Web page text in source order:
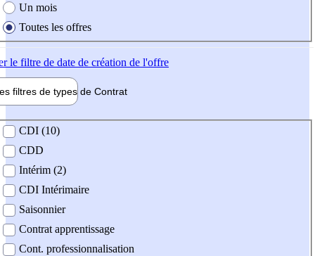
Un mois
Toutes les offres
le filtre de date de création de l'offre
filtres de types de Contrat
contrat
CDI (10)
CDD
Intérim (2)
CDI Intérimaire
Saisonnier
Contrat apprentissage
Cont. professionnalisation